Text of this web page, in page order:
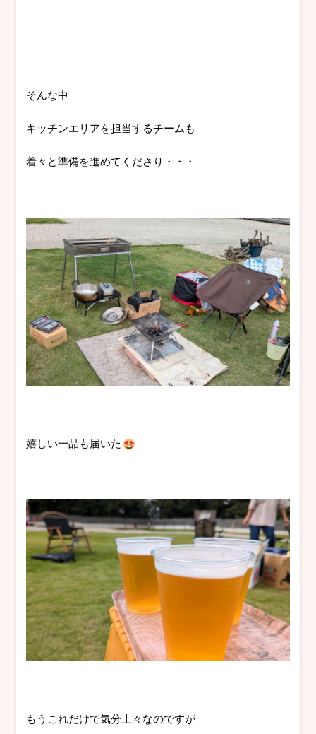
そんな中
キッチンエリアを担当するチームも
着々と準備を進めてくださり・・・
嬉しい一品も届いた
もうこれだけで気分上々なのですが